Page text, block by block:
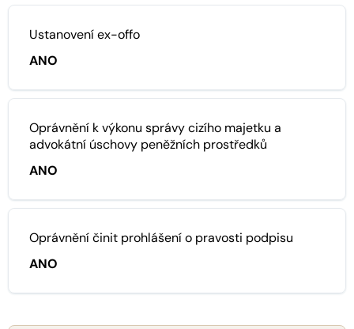
Ustanovení ex-offo
ANO
Oprávnění k výkonu správy cizího majetku a
advokátní úschovy peněžních prostředků
ANO
Oprávnění činit prohlášení o pravosti podpisu
ANO